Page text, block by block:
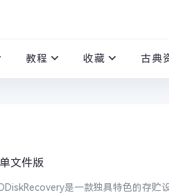
教程 收藏 古典
文件版
是一款独具特色的存贮